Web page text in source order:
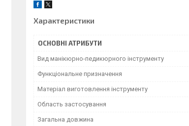
Характеристики
ОСНОВНІ АТРИБУТИ
Вид манікюрно-педикюрного інструменту
Функціональне призначення
Матеріал виготовлення інструменту
Область застосування
Загальна довжина